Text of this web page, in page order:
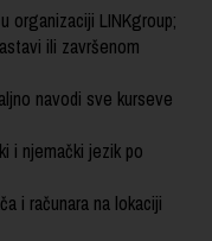
organizaciji LINKgroup;
ili završenom
navodi sve kurseve
i njemački jezik po
i računara na lokaciji